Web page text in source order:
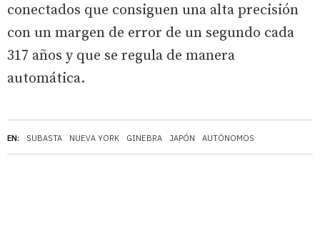
EN: SUBASTA NUEVA YORK GINEBRA JAPÓN AUTÓNOMOS
conectados que consiguen una alta precisión
con un margen de error de un segundo cada
317 años y que se regula de manera
automática.